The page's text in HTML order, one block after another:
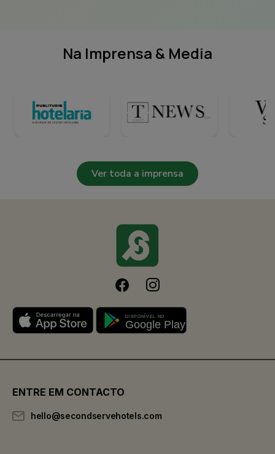
Na Imprensa & Media
Ver toda a imprensa
ENTRE EM CONTACTO
hello@secondservehotels.com